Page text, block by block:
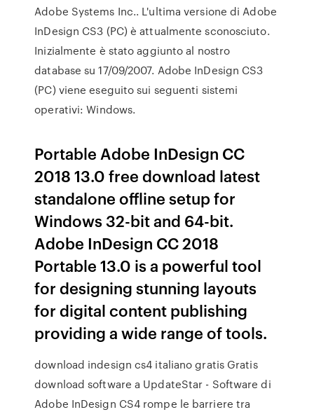
Adobe Systems Inc.. L'ultima versione di Adobe
InDesign CS3 (PC) è attualmente sconosciuto.
Inizialmente è stato aggiunto al nostro
database su 17/09/2007. Adobe InDesign CS3
(PC) viene eseguito sui seguenti sistemi
operativi: Windows.
Portable Adobe InDesign CC
2018 13.0 free download latest
standalone offline setup for
Windows 32-bit and 64-bit.
Adobe InDesign CC 2018
Portable 13.0 is a powerful tool
for designing stunning layouts
for digital content publishing
providing a wide range of tools.
download indesign cs4 italiano gratis Gratis
download software a UpdateStar - Software di
Adobe InDesign CS4 rompe le barriere tra